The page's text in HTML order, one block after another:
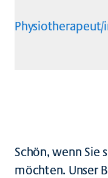
Physiotherapeut/
Schön, wenn Sie
möchten. Unser